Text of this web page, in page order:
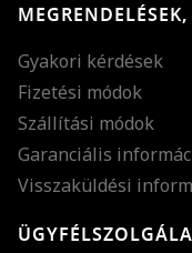
Gyakori kérdések
Fizetési módok
Szállítási módok
Garanciális
Visszaküldési